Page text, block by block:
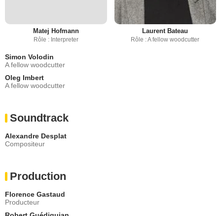
Matej Hofmann
Rôle : Interpreter
Laurent Bateau
Rôle : A fellow woodcutter
Simon Volodin
A fellow woodcutter
Oleg Imbert
A fellow woodcutter
Soundtrack
Alexandre Desplat
Compositeur
Production
Florence Gastaud
Producteur